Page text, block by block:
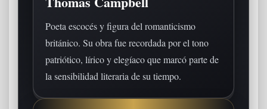
Poeta escocés y figura del romanticismo
británico. Su obra fue recordada por el tono
patriótico, lírico y elegíaco que marcó parte de
la sensibilidad literaria de su tiempo.